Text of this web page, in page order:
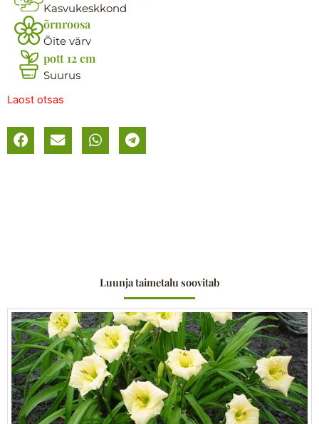
Kasvukeskkond
õrnroosa
Õite värv
pott 12 cm
Suurus
Laost otsas
Luunja taimetalu soovitab